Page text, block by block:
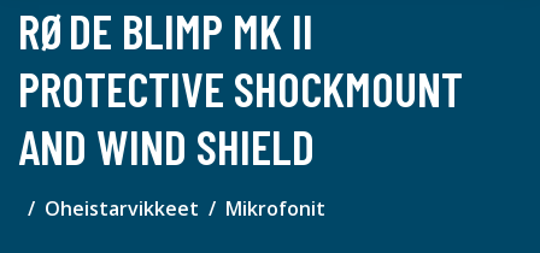
RØDE BLIMP MK II
PROTECTIVE SHOCKMOUNT
AND WIND SHIELD
Oheistarvikkeet Mikrofonit